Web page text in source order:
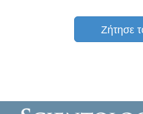
Ζήτησε